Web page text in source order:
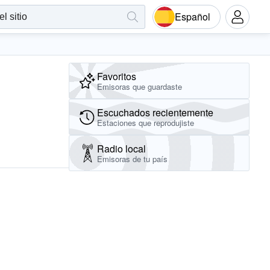
Español
Favoritos
Emisoras que guardaste
Escuchados recientemente
Estaciones que reprodujiste
Radio local
Emisoras de tu país